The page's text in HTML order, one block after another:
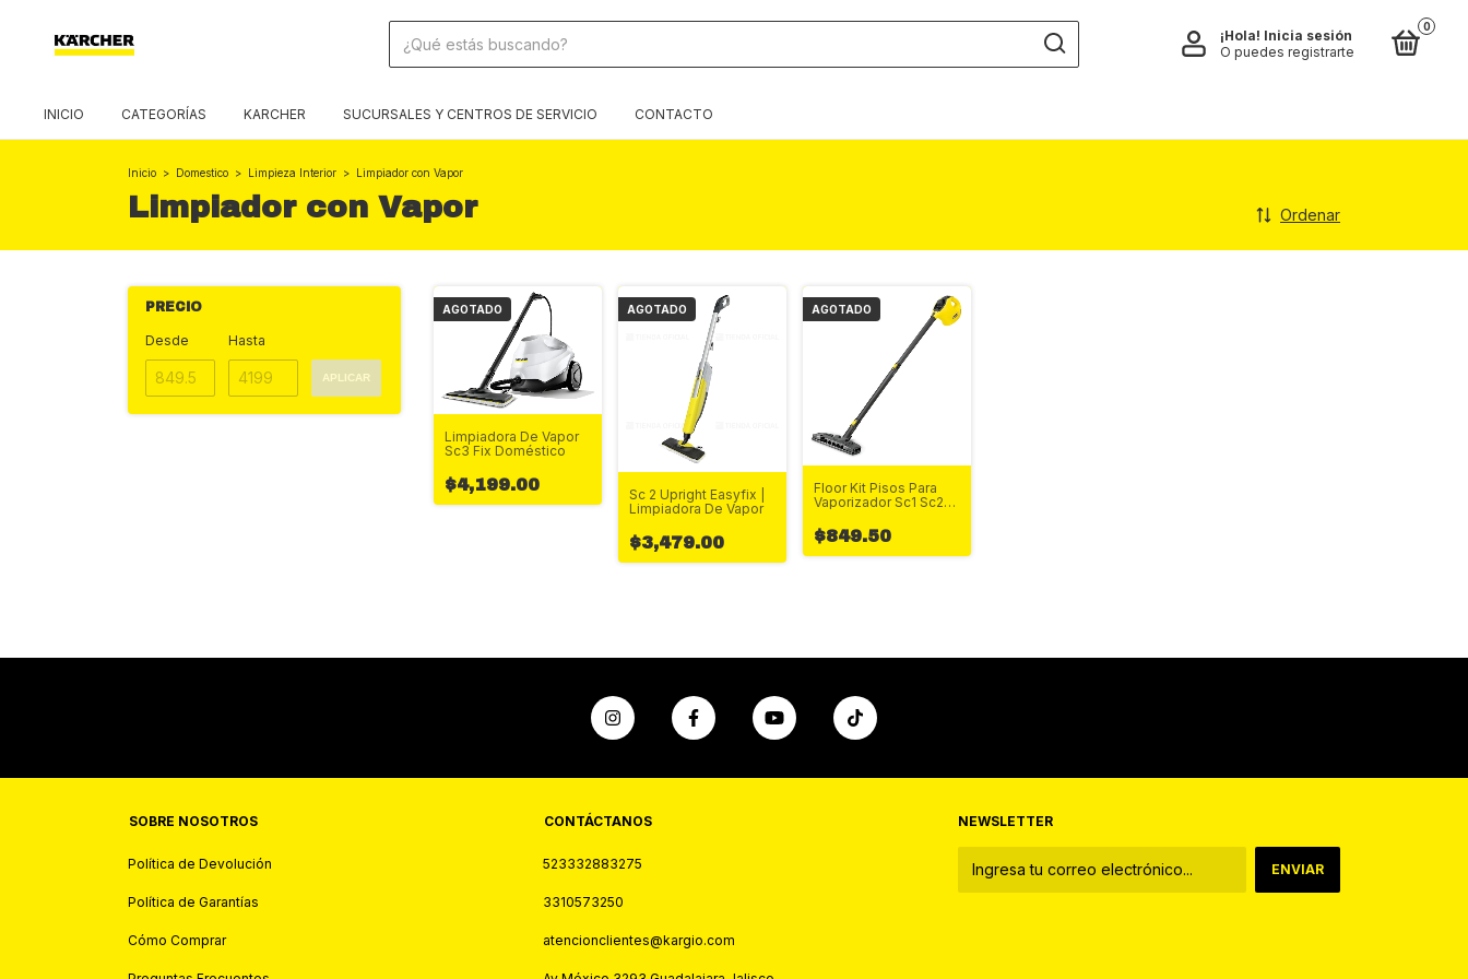
¡Hola! Inicia sesión
O puedes registrarte
0
INICIO CATEGORÍAS KARCHER SUCURSALES Y CENTROS DE SERVICIO CONTACTO
Inicio > Domestico > Limpieza Interior > Limpiador con Vapor
Limpiador con Vapor Ordenar
PRECIO
Desde Hasta
APLICAR
AGOTADO
Limpiadora De Vapor
Sc3 Fix Doméstico
$4,199.00
AGOTADO
Sc 2 Upright Easyfix |
Limpiadora De Vapor
$3,479.00
AGOTADO
Floor Kit Pisos Para
Vaporizador Sc1 Sc2
$849.50
SOBRE NOSOTROS
Política de Devolución
Política de Garantías
Cómo Comprar
CONTÁCTANOS
523332883275
3310573250
atencionclientes@kargio.com
NEWSLETTER